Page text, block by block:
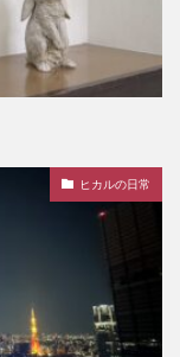
ヒカルの日常